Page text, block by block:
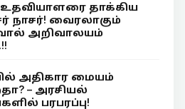
தாக்கிய
நாசர்! வைரலாகும்
அறிவாலயம்
அதிகார மையம்
– அரசியல்
பரபரப்பு!